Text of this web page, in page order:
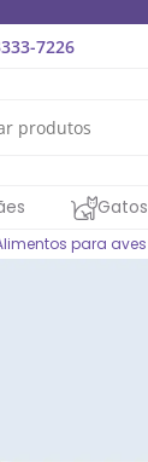
7226
Gatos
para aves